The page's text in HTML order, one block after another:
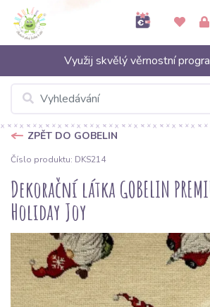
Využij skvělý věrnostní
ZPĚT DO GOBELIN
Číslo produktu: DKS214
Dekorační látka GOBELIN
Holiday Joy